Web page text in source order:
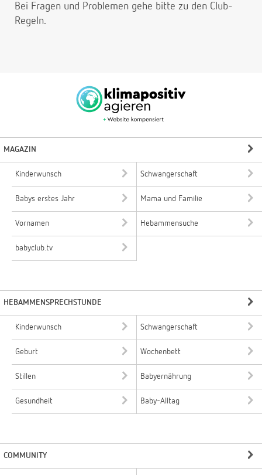
Bei Fragen und Problemen gehe bitte zu den Club-
Regeln.
MAGAZIN
Kinderwunsch Schwangerschaft
Babys erstes Jahr Mama und Familie
Vornamen Hebammensuche
babyclub.tv
HEBAMMENSPRECHSTUNDE
Kinderwunsch Schwangerschaft
Geburt Wochenbett
Stillen Babyernährung
Gesundheit Baby-Alltag
COMMUNITY